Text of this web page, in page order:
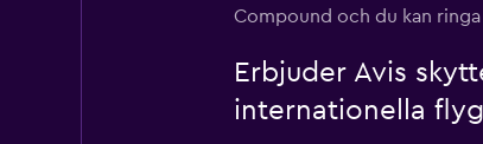
Compound och du kan
Erbjuder Avis
internationella